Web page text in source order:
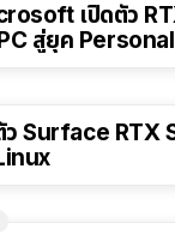
เปิดตัว
สู่ยุค
Surface RTX